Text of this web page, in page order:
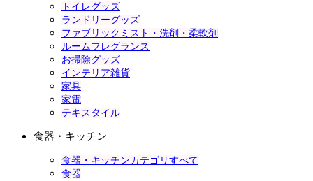
トイレグッズ
ランドリーグッズ
ファブリックミスト・洗剤・柔軟剤
ルームフレグランス
お掃除グッズ
インテリア雑貨
家具
家電
テキスタイル
食器・キッチン
食器・キッチンカテゴリすべて
食器